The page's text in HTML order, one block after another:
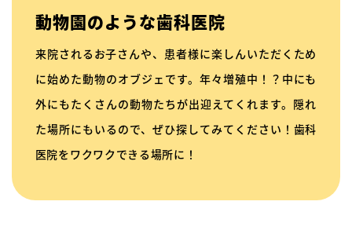
動物園のような歯科医院
来院されるお子さんや、患者様に楽しんいただくため
に始めた動物のオブジェです。年々増殖中！？中にも
外にもたくさんの動物たちが出迎えてくれます。隠れ
た場所にもいるので、ぜひ探してみてください！歯科
医院をワクワクできる場所に！